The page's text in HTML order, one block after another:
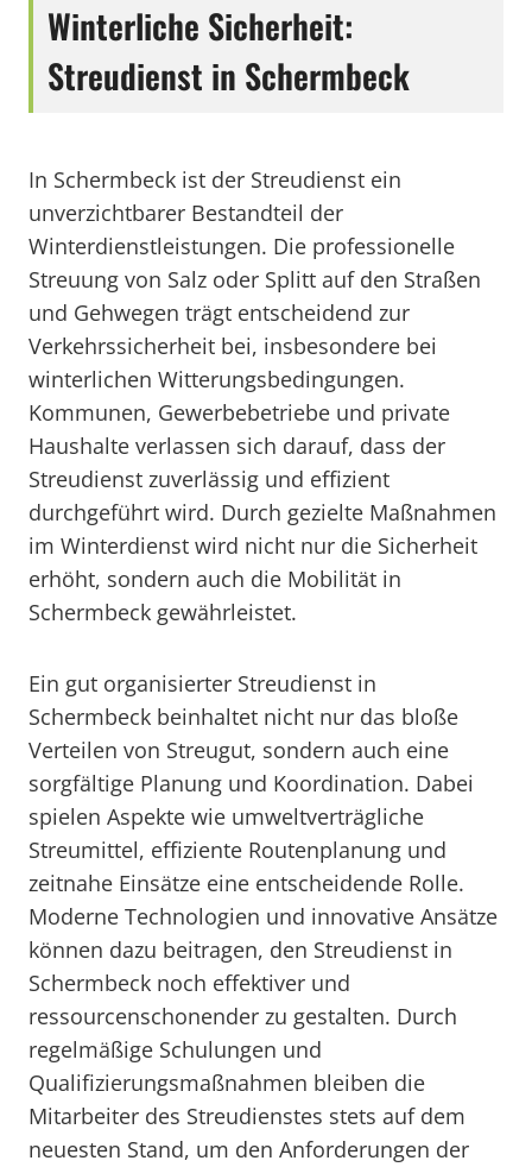
Winterliche Sicherheit:
Streudienst in Schermbeck
In Schermbeck ist der Streudienst ein
unverzichtbarer Bestandteil der
Winterdienstleistungen. Die professionelle
Streuung von Salz oder Splitt auf den Straßen
und Gehwegen trägt entscheidend zur
Verkehrssicherheit bei, insbesondere bei
winterlichen Witterungsbedingungen.
Kommunen, Gewerbebetriebe und private
Haushalte verlassen sich darauf, dass der
Streudienst zuverlässig und effizient
durchgeführt wird. Durch gezielte Maßnahmen
im Winterdienst wird nicht nur die Sicherheit
erhöht, sondern auch die Mobilität in
Schermbeck gewährleistet.
Ein gut organisierter Streudienst in
Schermbeck beinhaltet nicht nur das bloße
Verteilen von Streugut, sondern auch eine
sorgfältige Planung und Koordination. Dabei
spielen Aspekte wie umweltverträgliche
Streumittel, effiziente Routenplanung und
zeitnahe Einsätze eine entscheidende Rolle.
Moderne Technologien und innovative Ansätze
können dazu beitragen, den Streudienst in
Schermbeck noch effektiver und
ressourcenschonender zu gestalten. Durch
regelmäßige Schulungen und
Qualifizierungsmaßnahmen bleiben die
Mitarbeiter des Streudienstes stets auf dem
neuesten Stand, um den Anforderungen der